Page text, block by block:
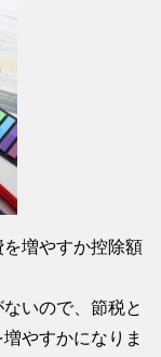
増やすか控除額
いので、節税と
やすかになりま